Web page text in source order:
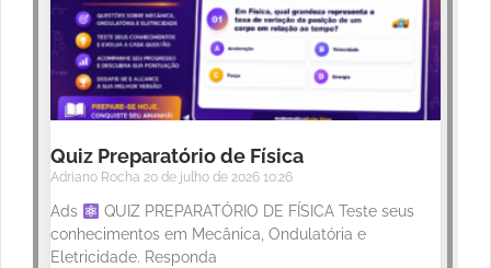
Quiz Preparatório de Física
Adriano Rocha 20 de julho de 2026 10:26
Ads
QUIZ PREPARATÓRIO DE FÍSICA Teste seus
conhecimentos em Mecânica, Ondulatória e
Eletricidade. Responda